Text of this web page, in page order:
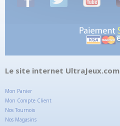
Le site internet UltraJeux.com
Mon Panier
Mon Compte Client
Nos Tournois
Nos Magasins